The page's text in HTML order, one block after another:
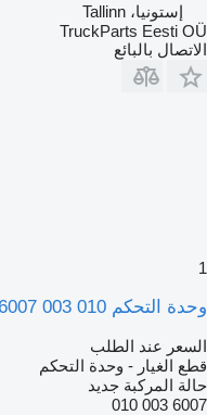
إستونيا، Tallinn
TruckParts Eesti OÜ
الاتصال بالبائع
1
وحدة التحكم ZF 6007 003 010 لـ الباصات
السعر عند الطلب
قطع الغيار - وحدة التحكم
حالة المركبة جديد
6007 003 010